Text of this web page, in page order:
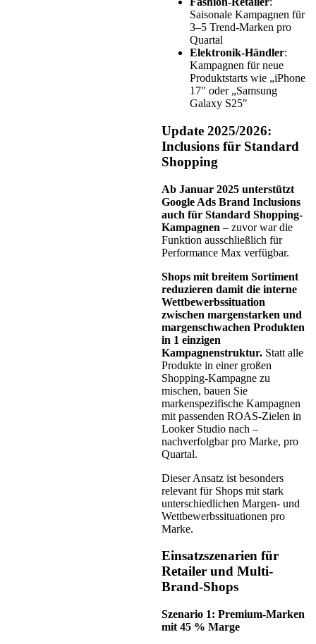
Saisonale Kampagnen für
3–5 Trend-Marken pro
Quartal
Elektronik-Händler:
Kampagnen für neue
Produktstarts wie „iPhone
17" oder „Samsung
Galaxy S25"
Update 2025/2026:
Inclusions für Standard
Shopping
Ab Januar 2025 unterstützt
Google Ads Brand Inclusions
auch für Standard Shopping-
Kampagnen – zuvor war die
Funktion ausschließlich für
Performance Max verfügbar.
Shops mit breitem Sortiment
reduzieren damit die interne
Wettbewerbssituation
zwischen margenstarken und
margenschwachen Produkten
in 1 einzigen
Kampagnenstruktur. Statt alle
Produkte in einer großen
Shopping-Kampagne zu
mischen, bauen Sie
markenspezifische Kampagnen
mit passenden ROAS-Zielen in
Looker Studio nach –
nachverfolgbar pro Marke, pro
Quartal.
Dieser Ansatz ist besonders
relevant für Shops mit stark
unterschiedlichen Margen- und
Wettbewerbssituationen pro
Marke.
Einsatzszenarien für
Retailer und Multi-
Brand-Shops
Szenario 1: Premium-Marken
mit 45 % Marge